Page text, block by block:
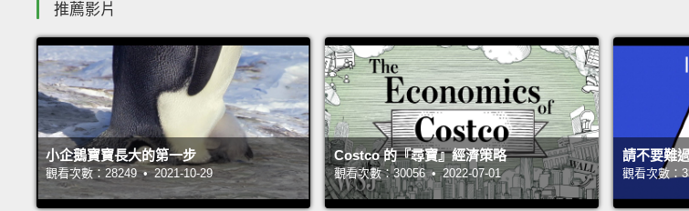
推薦影片
小企鵝寶寶長大的第一步
觀看次數：28249 • 2021-10-29
Costco 的『尋寶』經濟策略
觀看次數：30056 • 2022-07-01
請不要難
觀看次數：